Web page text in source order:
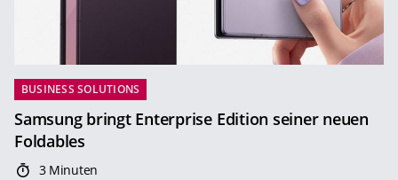
BUSINESS SOLUTIONS
Samsung bringt Enterprise Edition seiner neuen
Foldables
3 Minuten